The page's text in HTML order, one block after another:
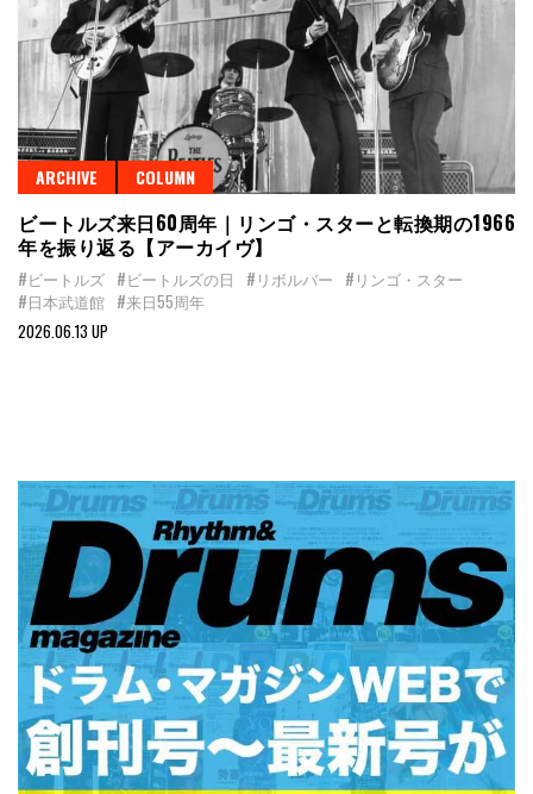
ARCHIVE COLUMN
ビートルズ来日60周年｜リンゴ・スターと転換期の1966
年を振り返る【アーカイヴ】
#ビートルズ #ビートルズの日 #リボルバー #リンゴ・スター
#日本武道館 #来日55周年
2026.06.13 UP